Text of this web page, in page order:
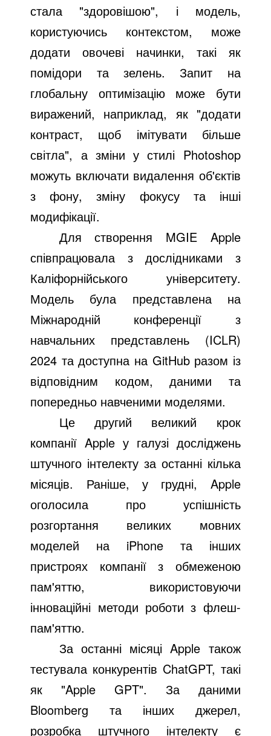
стала "здоровішою", і модель,
користуючись контекстом, може
додати овочеві начинки, такі як
помідори та зелень. Запит на
глобальну оптимізацію може бути
виражений, наприклад, як "додати
контраст, щоб імітувати більше
світла", а зміни у стилі Photoshop
можуть включати видалення об'єктів
з фону, зміну фокусу та інші
модифікації.
Для створення MGIE Apple
співпрацювала з дослідниками з
Каліфорнійського університету.
Модель була представлена на
Міжнародній конференції з
навчальних представлень (ICLR)
2024 та доступна на GitHub разом із
відповідним кодом, даними та
попередньо навченими моделями.
Це другий великий крок
компанії Apple у галузі досліджень
штучного інтелекту за останні кілька
місяців. Раніше, у грудні, Apple
оголосила про успішність
розгортання великих мовних
моделей на iPhone та інших
пристроях компанії з обмеженою
пам'яттю, використовуючи
інноваційні методи роботи з флеш-
пам'яттю.
За останні місяці Apple також
тестувала конкурентів ChatGPT, такі
як "Apple GPT". За даними
Bloomberg та інших джерел,
розробка штучного інтелекту є